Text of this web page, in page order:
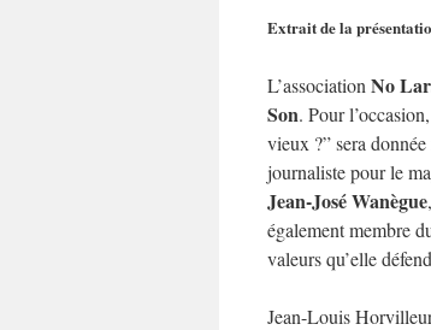
Extrait de la
L’association No
Son. Pour
vieux ?” sera
journaliste pour le
Jean-José Wanègue
également membre
valeurs qu’elle
Jean-Louis